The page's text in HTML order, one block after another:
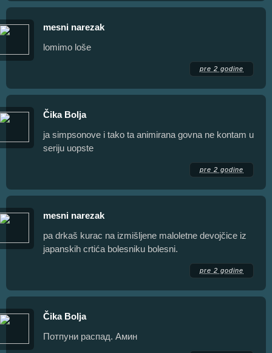
mesni narezak
lomimo loše
pre 2 godine
Čika Bolja
ja simpsonove i tako ta animirana govna ne kontam u
seriju uopste
pre 2 godine
mesni narezak
pa drkaš kurac na izmišljene maloletne devojčice iz
japanskih crtića bolesniku bolesni.
pre 2 godine
Čika Bolja
Потпуни распад. Амин